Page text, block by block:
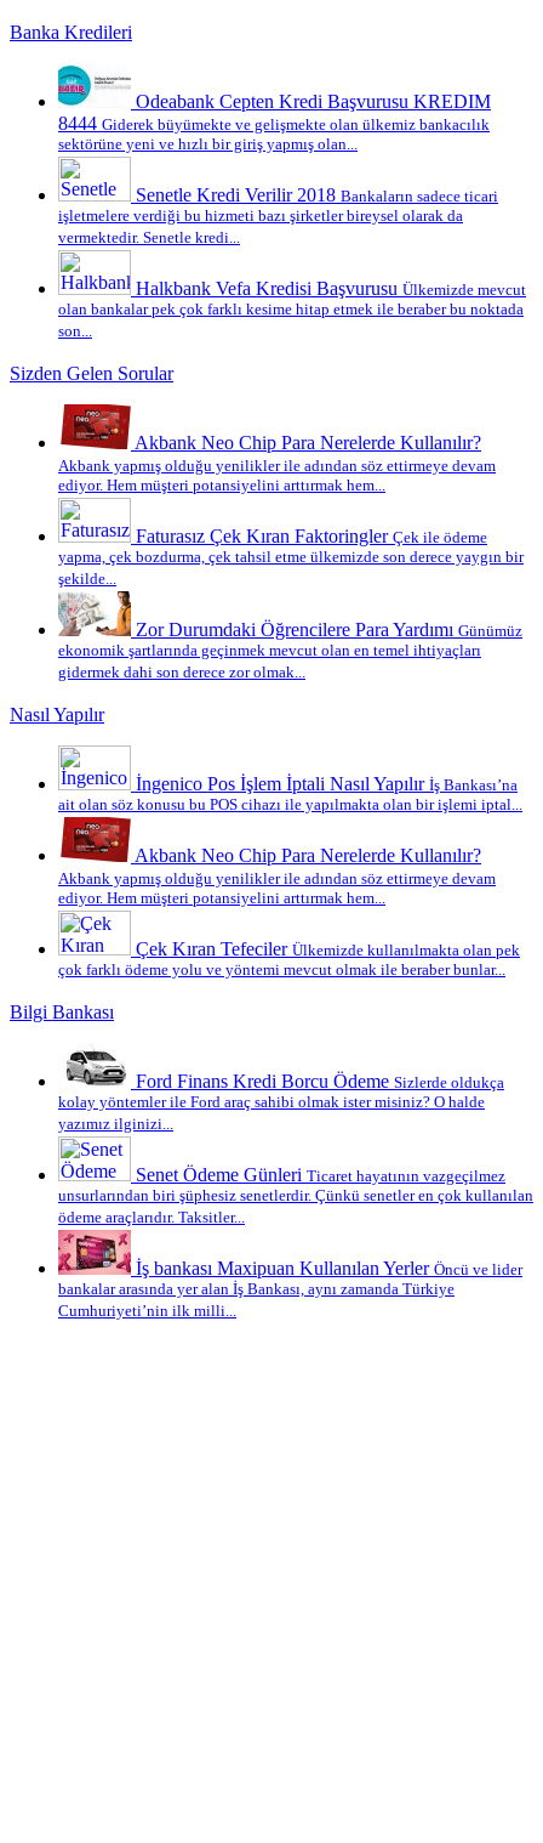
Banka Kredileri
Odeabank Cepten Kredi Başvurusu KREDIM
8444 Giderek büyümekte ve gelişmekte olan ülkemiz bankacılık
sektörüne yeni ve hızlı bir giriş yapmış olan...
Senetle Kredi Verilir 2018 Bankaların sadece ticari
işletmelere verdiği bu hizmeti bazı şirketler bireysel olarak da
vermektedir. Senetle kredi...
Halkbank Vefa Kredisi Başvurusu Ülkemizde mevcut
olan bankalar pek çok farklı kesime hitap etmek ile beraber bu noktada
son...
Sizden Gelen Sorular
Akbank Neo Chip Para Nerelerde Kullanılır?
Akbank yapmış olduğu yenilikler ile adından söz ettirmeye devam
ediyor. Hem müşteri potansiyelini arttırmak hem...
Faturasız Çek Kıran Faktoringler Çek ile ödeme
yapma, çek bozdurma, çek tahsil etme ülkemizde son derece yaygın bir
şekilde...
Zor Durumdaki Öğrencilere Para Yardımı Günümüz
ekonomik şartlarında geçinmek mevcut olan en temel ihtiyaçları
gidermek dahi son derece zor olmak...
Nasıl Yapılır
İngenico Pos İşlem İptali Nasıl Yapılır İş Bankası’na
ait olan söz konusu bu POS cihazı ile yapılmakta olan bir işlemi iptal...
Akbank Neo Chip Para Nerelerde Kullanılır?
Akbank yapmış olduğu yenilikler ile adından söz ettirmeye devam
ediyor. Hem müşteri potansiyelini arttırmak hem...
Çek Kıran Tefeciler Ülkemizde kullanılmakta olan pek
çok farklı ödeme yolu ve yöntemi mevcut olmak ile beraber bunlar...
Bilgi Bankası
Ford Finans Kredi Borcu Ödeme Sizlerde oldukça
kolay yöntemler ile Ford araç sahibi olmak ister misiniz? O halde
yazımız ilginizi...
Senet Ödeme Günleri Ticaret hayatının vazgeçilmez
unsurlarından biri şüphesiz senetlerdir. Çünkü senetler en çok kullanılan
ödeme araçlarıdır. Taksitler...
İş bankası Maxipuan Kullanılan Yerler Öncü ve lider
bankalar arasında yer alan İş Bankası, aynı zamanda Türkiye
Cumhuriyeti’nin ilk milli...